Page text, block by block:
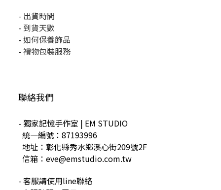
- 出貨時間
- 到貨天數
- 如何保養飾品
- 禮物包裝服務
聯絡我們
- 獨家記憶手作室 | EM STUDIO
統一編號：87193996
地址：彰化縣秀水鄉溪心街209號2F
信箱：eve@emstudio.com.tw
- 客服請使用line聯絡